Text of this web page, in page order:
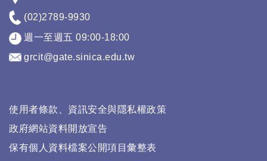
(02)2789-9930
週一至週五 09:00-18:00
grcit@gate.sinica.edu.tw
使用者條款、資訊安全與隱私權政策
政府網站資料開放宣告
保有個人資料檔案公開項目彙整表